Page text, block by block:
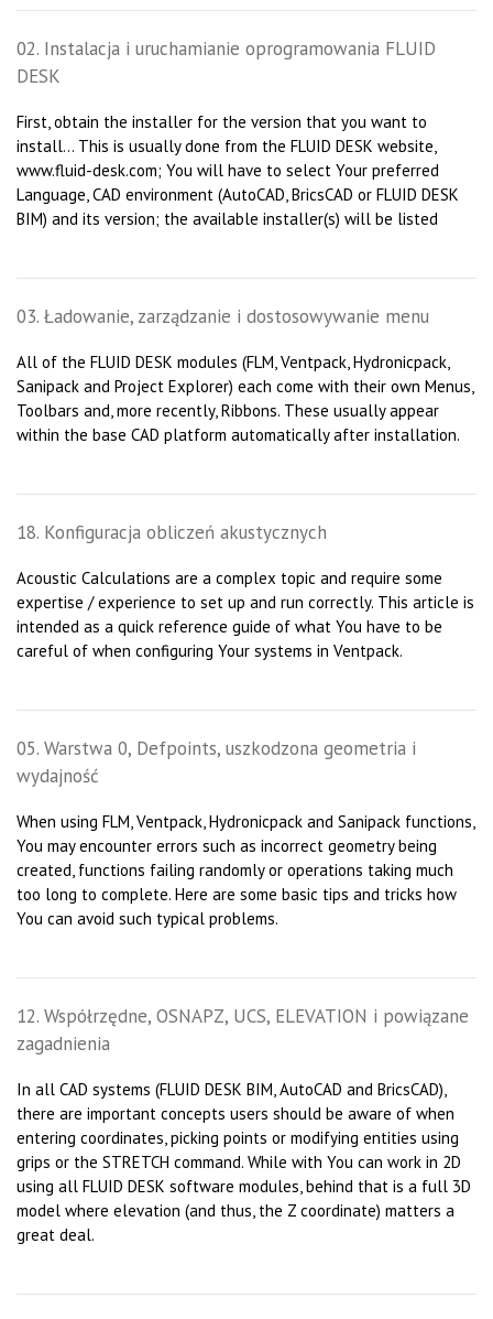
02. Instalacja i uruchamianie oprogramowania FLUID
DESK
First, obtain the installer for the version that you want to
install... This is usually done from the FLUID DESK website,
www.fluid-desk.com; You will have to select Your preferred
Language, CAD environment (AutoCAD, BricsCAD or FLUID DESK
BIM) and its version; the available installer(s) will be listed
03. Ładowanie, zarządzanie i dostosowywanie menu
All of the FLUID DESK modules (FLM, Ventpack, Hydronicpack,
Sanipack and Project Explorer) each come with their own Menus,
Toolbars and, more recently, Ribbons. These usually appear
within the base CAD platform automatically after installation.
18. Konfiguracja obliczeń akustycznych
Acoustic Calculations are a complex topic and require some
expertise / experience to set up and run correctly. This article is
intended as a quick reference guide of what You have to be
careful of when configuring Your systems in Ventpack.
05. Warstwa 0, Defpoints, uszkodzona geometria i
wydajność
When using FLM, Ventpack, Hydronicpack and Sanipack functions,
You may encounter errors such as incorrect geometry being
created, functions failing randomly or operations taking much
too long to complete. Here are some basic tips and tricks how
You can avoid such typical problems.
12. Współrzędne, OSNAPZ, UCS, ELEVATION i powiązane
zagadnienia
In all CAD systems (FLUID DESK BIM, AutoCAD and BricsCAD),
there are important concepts users should be aware of when
entering coordinates, picking points or modifying entities using
grips or the STRETCH command. While with You can work in 2D
using all FLUID DESK software modules, behind that is a full 3D
model where elevation (and thus, the Z coordinate) matters a
great deal.